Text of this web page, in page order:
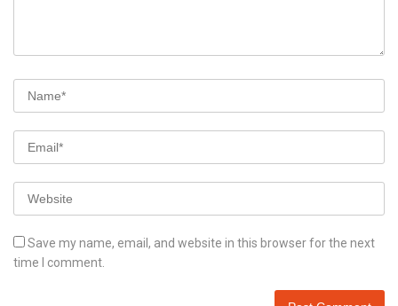
Save my name, email, and website in this browser for the next
time I comment.